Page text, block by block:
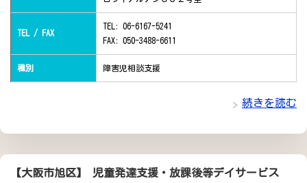
TEL / FAX
TEL: 06-6167-5241
FAX: 050-3488-6611
種別 障害児相談支援
続きを読む
【大阪市旭区】 児童発達支援・放課後等デイサービス